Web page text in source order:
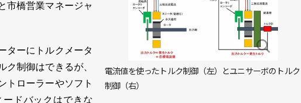
電流値を使ったトルク制御（左）とユニサーボのトルク
制御（右）
市橋営業マネージャ
ターにトルクメータ
ク制御はできるが、
トローラーやソフト
ドバックはできな